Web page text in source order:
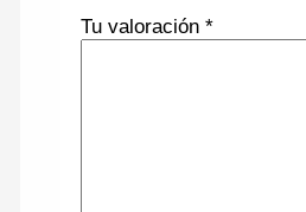
Tu valoración*